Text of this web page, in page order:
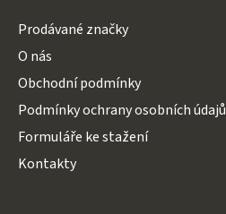
Prodávané značky
O nás
Obchodní podmínky
Podmínky ochrany osobních údajů
Formuláře ke stažení
Kontakty